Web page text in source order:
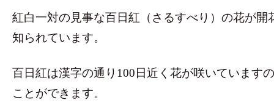
紅白一対の見事な百日紅（さるすべり）の花が開
知られています。
百日紅は漢字の通り100日近く花が咲いています
ことができます。